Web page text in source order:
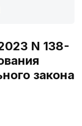
N 138-
закона